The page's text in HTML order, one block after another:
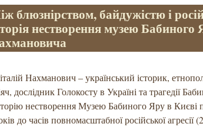
блюзнірством, байдужістю і
нестворення музею Бабиного
Нахманович – український історик,
дослідник Голокосту в Україні та трагедії
нестворення Музею Бабиного Яру в Києві
до часів повномасштабної російської агресії